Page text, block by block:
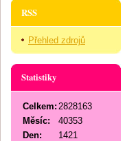
RSS
Přehled zdrojů
Statistiky
Celkem: 2828163
Měsíc:
40353
Den:
1421